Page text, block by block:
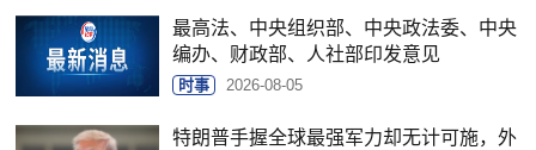
最高法、中央组织部、中央政法委、中央
编办、财政部、人社部印发意见
时事 2026-08-05
特朗普手握全球最强军力却无计可施，外